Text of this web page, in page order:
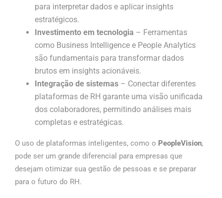
para interpretar dados e aplicar insights
estratégicos.
Investimento em tecnologia – Ferramentas
como Business Intelligence e People Analytics
são fundamentais para transformar dados
brutos em insights acionáveis.
Integração de sistemas – Conectar diferentes
plataformas de RH garante uma visão unificada
dos colaboradores, permitindo análises mais
completas e estratégicas.
O uso de plataformas inteligentes, como o PeopleVision,
pode ser um grande diferencial para empresas que
desejam otimizar sua gestão de pessoas e se preparar
para o futuro do RH.